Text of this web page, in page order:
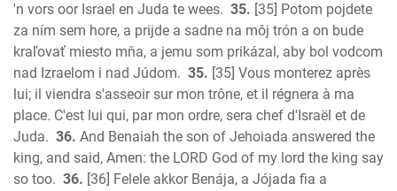
'n vors oor Israel en Juda te wees. 35. [35] Potom pojdete
za ním sem hore, a prijde a sadne na môj trón a on bude
kraľovať miesto mňa, a jemu som prikázal, aby bol vodcom
nad Izraelom i nad Júdom. 35. [35] Vous monterez après
lui; il viendra s'asseoir sur mon trône, et il régnera à ma
place. C'est lui qui, par mon ordre, sera chef d'Israël et de
Juda. 36. And Benaiah the son of Jehoiada answered the
king, and said, Amen: the LORD God of my lord the king say
so too. 36. [36] Felele akkor Benája, a Jójada fia a